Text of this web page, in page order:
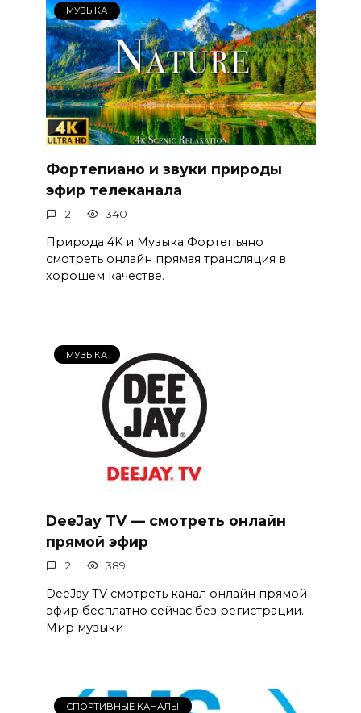
МУЗЫКА
Фортепиано и звуки природы
эфир телеканала
2 340
Природа 4K и Музыка Фортепьяно
смотреть онлайн прямая трансляция в
хорошем качестве.
МУЗЫКА
DeeJay TV — смотреть онлайн
прямой эфир
2 389
DeeJay TV смотреть канал онлайн прямой
эфир бесплатно сейчас без регистрации.
Мир музыки —
СПОРТИВНЫЕ КАНАЛЫ